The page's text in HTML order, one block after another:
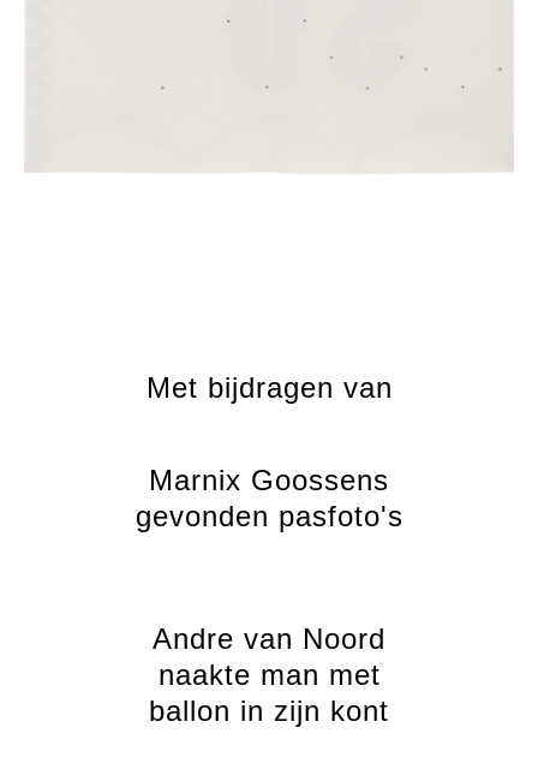
Met bijdragen van
Marnix Goossens
gevonden pasfoto's
Andre van Noord
naakte man met
ballon in zijn kont